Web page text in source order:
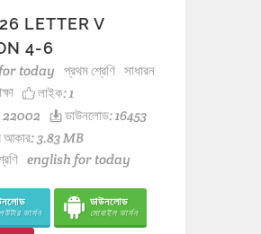
LETTER V
4-6
today প্রথম শ্রেণি সাধারন
লাইক:1
22002
ডাউনলোড: 16453
আকার: 3.83 MB
english for today
ভার্সন
ডাউনলোড
মোবাইল ভার্সন